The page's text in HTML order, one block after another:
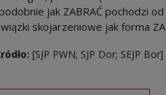
jak ZABRAĆ pochodzi
skojarzeniowe jak forma
[SJP PWN; SJP Dor; SEJP Bor]